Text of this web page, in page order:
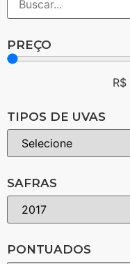
PREÇO
R$
TIPOS DE UVAS
SAFRAS
PONTUADOS